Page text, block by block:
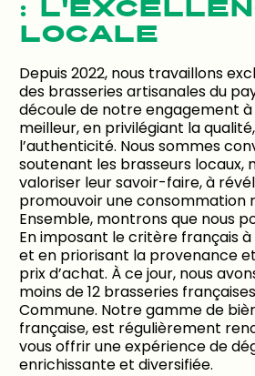
:
LOCALE
Depuis 2022, nous travaillons
des brasseries artisanales du
découle de notre engagement
meilleur, en privilégiant la
l’authenticité. Nous sommes
soutenant les brasseurs locaux,
valoriser leur savoir-faire, à
promouvoir une consommation
Ensemble, montrons que nous
En imposant le critère français
et en priorisant la provenance
prix d’achat. À ce jour, nous
moins de 12 brasseries
Commune. Notre gamme de
française, est régulièrement
vous offrir une expérience de
enrichissante et diversifiée.